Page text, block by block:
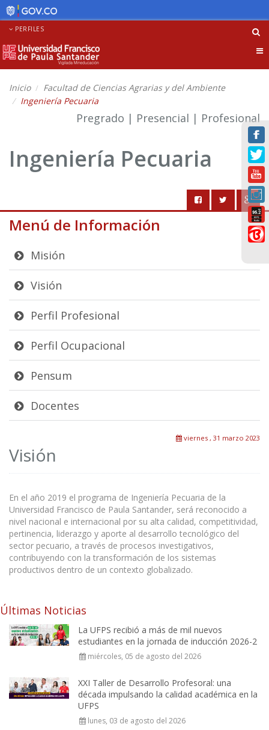
PERFILES
Inicio
Facultad de Ciencias Agrarias y del Ambiente
Ingeniería Pecuaria
Pregrado | Presencial | Profesional
Ingeniería Pecuaria
Menú de Información
Misión
Visión
Perfil Profesional
Perfil Ocupacional
Pensum
Docentes
viernes , 31 marzo 2023
Visión
En el año 2019 el programa de Ingeniería Pecuaria de la
Universidad Francisco de Paula Santander, será reconocido a
nivel nacional e internacional por su alta calidad, competitividad,
pertinencia, liderazgo y aporte al desarrollo tecnológico del
sector pecuario, a través de procesos investigativos,
contribuyendo con la transformación de los sistemas
productivos dentro de un contexto globalizado.
Últimas Noticias
La UFPS recibió a más de mil nuevos
estudiantes en la jornada de inducción 2026-2
miércoles, 05 de agosto del 2026
XXI Taller de Desarrollo Profesoral: una
década impulsando la calidad académica en la
UFPS
lunes, 03 de agosto del 2026